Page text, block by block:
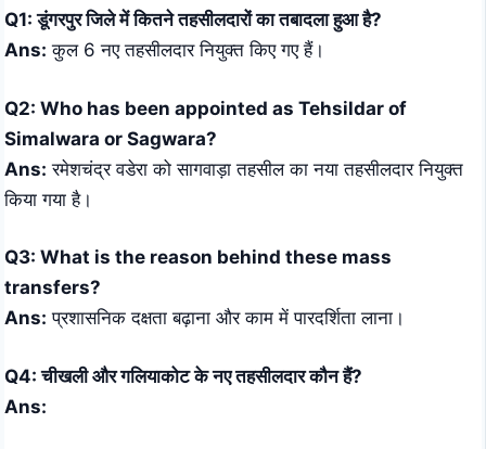
Q1: डूंगरपुर जिले में कितने तहसीलदारों का तबादला हुआ है?
Ans: कुल 6 नए तहसीलदार नियुक्त किए गए हैं।
Q2: Who has been appointed as Tehsildar of
Simalwara or Sagwara?
Ans: रमेशचंद्र वडेरा को सागवाड़ा तहसील का नया तहसीलदार नियुक्त
किया गया है।
Q3: What is the reason behind these mass
transfers?
Ans: प्रशासनिक दक्षता बढ़ाना और काम में पारदर्शिता लाना।
Q4: चीखली और गलियाकोट के नए तहसीलदार कौन हैं?
Ans: